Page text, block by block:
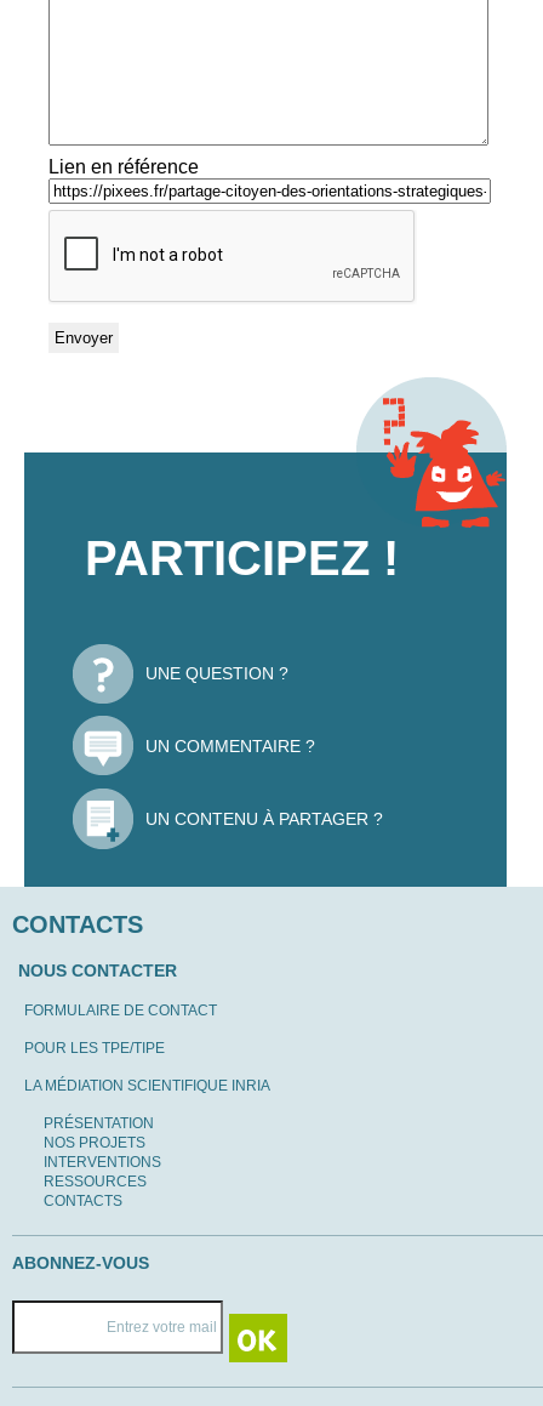
Lien en référence
PARTICIPEZ !
UNE QUESTION ?
UN COMMENTAIRE ?
UN CONTENU À PARTAGER ?
CONTACTS
NOUS CONTACTER
FORMULAIRE DE CONTACT
POUR LES TPE/TIPE
LA MÉDIATION SCIENTIFIQUE INRIA
PRÉSENTATION
NOS PROJETS
INTERVENTIONS
RESSOURCES
CONTACTS
ABONNEZ-VOUS